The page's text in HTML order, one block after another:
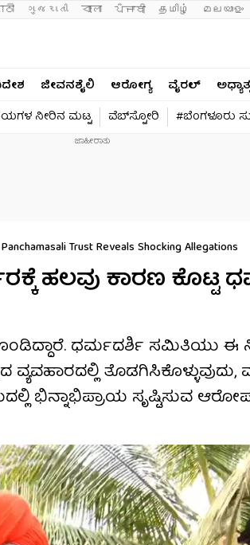
ગુજરાતી বাংলা ਪੰਜਾਬੀ தமிழ் മലയാളം
ಜೀವನಶೈಲಿ ಆರೋಗ್ಯ ವೈರಲ್​ ಅಧ್ಯಾತ್ಮ
ನೀರಿನ ಮಟ್ಟ ವೆಬ್​ಸ್ಟೋರಿ #ಬೆಂಗಳೂರು
Trust Reveals Shocking Allegations
ಹಲವು ಕಾರಣ ಕೊಟ್ಟ
ಧರ್ಮದರ್ಶಿ ಸಮಿತಿಯು ಈ
ವ್ಯವಹಾರದಲ್ಲಿ
ಭಿನ್ನಾಭಿಪ್ರಾಯ ಸೃಷ್ಟಿಸುವ